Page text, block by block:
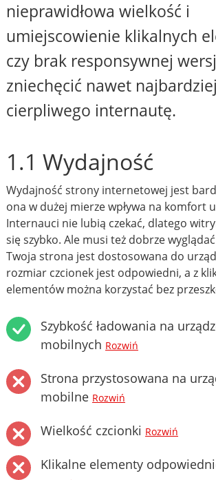
nieprawidłowa wielkość i
umiejscowienie klikalnych
czy brak responsywnej
zniechęcić nawet najbardziej
cierpliwego internautę.
1.1 Wydajność
Wydajność strony internetowej jest
ona w dużej mierze wpływa na komfort
Internauci nie lubią czekać, dlatego
się szybko. Ale musi też dobrze
Twoja strona jest dostosowana do
rozmiar czcionek jest odpowiedni, a z
elementów można korzystać bez
Szybkość ładowania na
mobilnych Rozwiń
Strona przystosowana na
mobilne Rozwiń
Wielkość czcionki Rozwiń
Klikalne elementy